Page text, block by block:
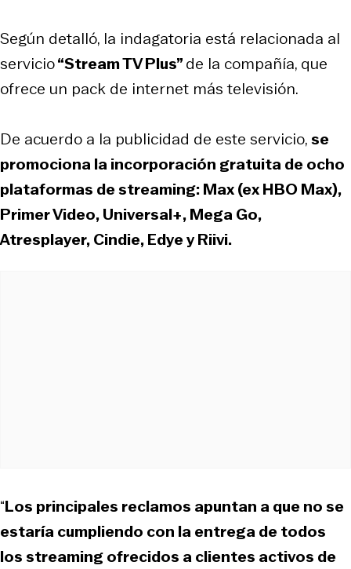
Según detalló, la indagatoria está relacionada al
servicio“Stream TV Plus”de la compañía, que
ofrece un pack de internet más televisión.
De acuerdo a la publicidad de este servicio,se
promociona la incorporación gratuita de ocho
plataformas de streaming: Max (ex HBO Max),
Primer Video, Universal+, Mega Go,
Atresplayer, Cindie, Edye y Riivi.
“Los principales reclamos apuntan a que no se
estaría cumpliendo con la entrega de todos
los streaming ofrecidos a clientes activos de